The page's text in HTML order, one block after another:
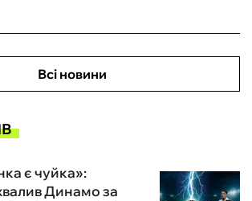
Всі новини
є чуйка»:
Динамо за